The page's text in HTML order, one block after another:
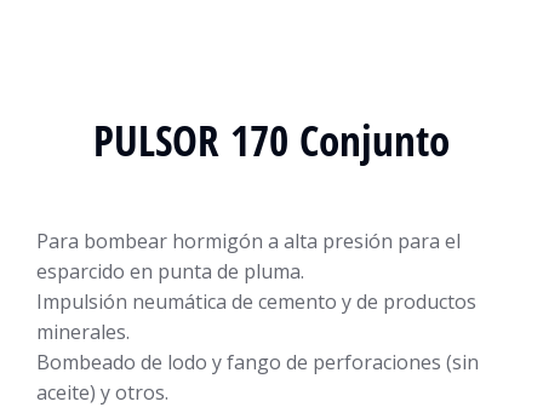
PULSOR 170 Conjunto
Para bombear hormigón a alta presión para el
esparcido en punta de pluma.
Impulsión neumática de cemento y de productos
minerales.
Bombeado de lodo y fango de perforaciones (sin
aceite) y otros.